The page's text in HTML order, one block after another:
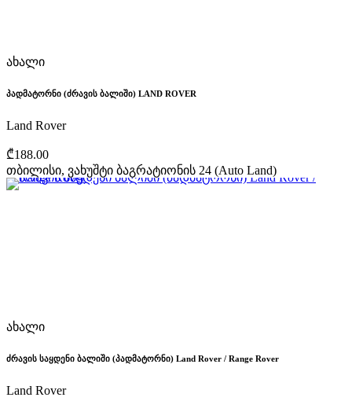
ახალი
პადმატორნი (ძრავის ბალიში) LAND ROVER
Land Rover
₾188.00
თბილისი, ვახუშტი ბაგრატიონის 24 (Auto Land)
ახალი
ძრავის საყდენი ბალიში (პადმატორნი) Land Rover / Range Rover
Land Rover